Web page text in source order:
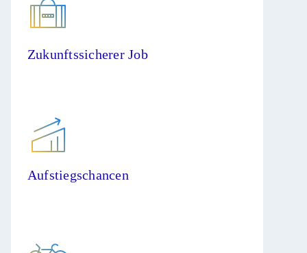
Zukunftssicherer Job
Aufstiegschancen